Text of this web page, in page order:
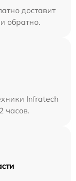
доставит
обратно.
Infratech
часов.